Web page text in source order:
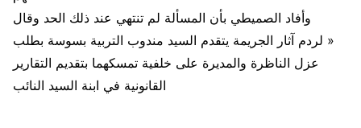
وأفاد الصميطي بأن المسألة لم تنتهي عند ذلك الحد وقال
« لردم آثار الجريمة يتقدم السيد مندوب التربية بسوسة بطلب
عزل الناظرة والمديرة على خلفية تمسكهما بتقديم التقارير
القانونية في ابنة السيد النائب